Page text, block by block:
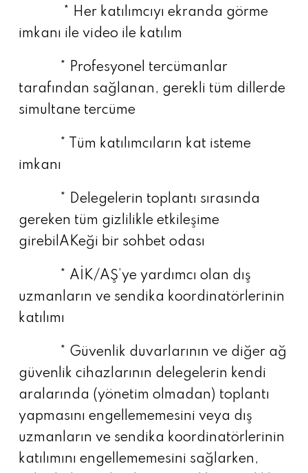
* Her katılımcıyı ekranda görme
imkanı ile video ile katılım
* Profesyonel tercümanlar
tarafından sağlanan, gerekli tüm dillerde
simultane tercüme
* Tüm katılımcıların kat isteme
imkanı
* Delegelerin toplantı sırasında
gereken tüm gizlilikle etkileşime
girebilAKeği bir sohbet odası
* AİK/AŞ’ye yardımcı olan dış
uzmanların ve sendika koordinatörlerinin
katılımı
* Güvenlik duvarlarının ve diğer ağ
güvenlik cihazlarının delegelerin kendi
aralarında (yönetim olmadan) toplantı
yapmasını engellememesini veya dış
uzmanların ve sendika koordinatörlerinin
katılımını engellememesini sağlarken,